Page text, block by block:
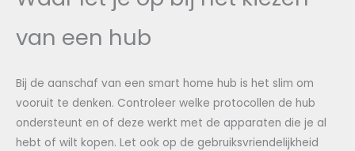
van een hub
Bij de aanschaf van een smart home hub is het slim om
vooruit te denken. Controleer welke protocollen de hub
ondersteunt en of deze werkt met de apparaten die je al
hebt of wilt kopen. Let ook op de gebruiksvriendelijkheid